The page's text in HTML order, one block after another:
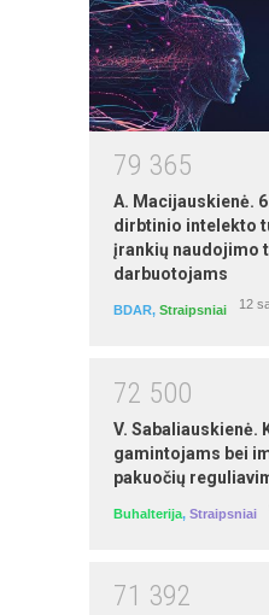
79 365
A. Macijauskienė.
dirbtinio intelekto
įrankių naudojimo
darbuotojams
BDAR, Straipsniai 12
72 500
V. Sabaliauskienė.
gamintojams bei
pakuočių
Buhalterija, Straipsniai
71 392
MS PowerPoint
autorius: Karolis
MS Word mokymai
autorius: Egidijus